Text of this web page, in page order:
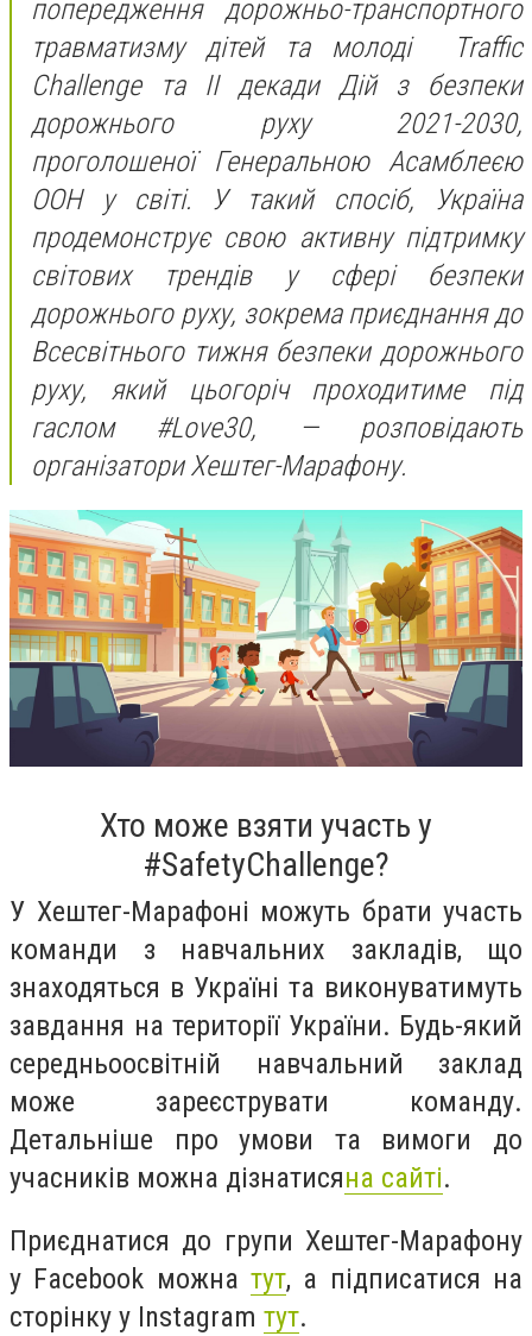
попередження дорожньо-транспортного
травматизму дітей та молоді Traffic
Challenge та ІІ декади Дій з безпеки
дорожнього руху 2021-2030,
проголошеної Генеральною Асамблеєю
ООН у світі. У такий спосіб, Україна
продемонструє свою активну підтримку
світових трендів у сфері безпеки
дорожнього руху, зокрема приєднання до
Всесвітнього тижня безпеки дорожнього
руху, який цьогоріч проходитиме під
гаслом #Love30,
— розповідають
організатори Хештег-Марафону.
Хто може взяти участь у
#SafetyChallenge?
У Хештег-Марафоні можуть брати участь
команди з навчальних закладів, що
знаходяться в Україні та виконуватимуть
завдання на території України. Будь-який
середньоосвітній навчальний заклад
може зареєструвати команду.
Детальніше про умови та вимоги до
учасників можна дізнатисяна сайті.
Приєднатися до групи Хештег-Марафону
у Facebook можна тут, а підписатися на
сторінку у Instagram тут.